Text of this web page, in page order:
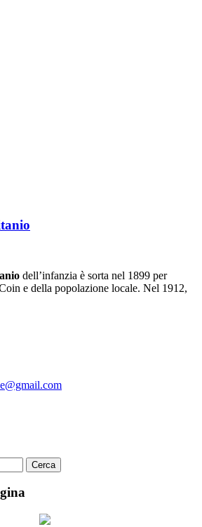
dell’infanzia è sorta nel 1899 per
e della popolazione locale. Nel 1912,